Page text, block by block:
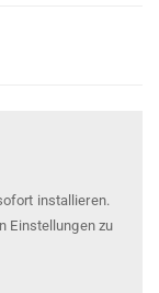
installieren.
Einstellungen zu